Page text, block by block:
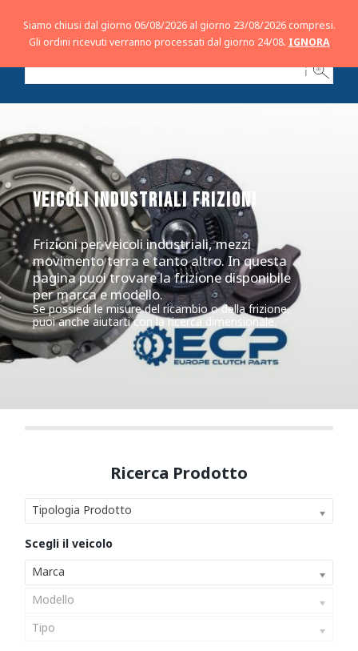
ℹ
VEICOLI INDUSTRIALI FRIZIONI
Frizioni per veicoli industriali, mezzi
movimento terra e tanto altro. In questa
pagina puoi trovare la frizione disponibile
per marca e modello.
Se possiedi le misure del ricambio o della frizione,
puoi anche aiutarti con la ricerca dimensionale.
Tipologia Prodotto
Marca
Modello
Tipo
Siamo chiusi dal giorno 06/08/2026 al giorno 23/08/2026 compresi.
Gli ordini ricevuti verranno processati dal giorno 24/08. IGNORA